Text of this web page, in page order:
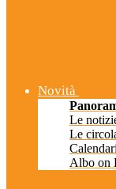
Novità
Le
Le
Albo on